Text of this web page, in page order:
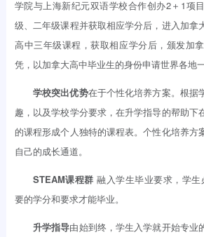
学院与上海新纪元双语学校合作创办2＋1项
级、二年级课程并获取相应学分后，进入加拿
高中三年级课程，获取相应学分后，颁发加
凭，以加拿大高中毕业生的身份申请世界各地
学校突出优势在于个性化培养方案。根据
趣，以及学校学分要求，在升学指导的帮助下
的课程形成个人独特的课程表。个性化培养方
自己的成长通道。
STEAM课程群融入学生毕业要求，学
要的学分和要求才能毕业。
升学指导由始到终，学生入学就开始专业